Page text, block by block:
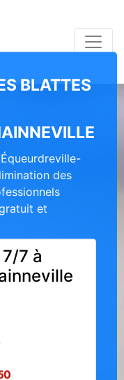
BLATTES
des
et
7 à